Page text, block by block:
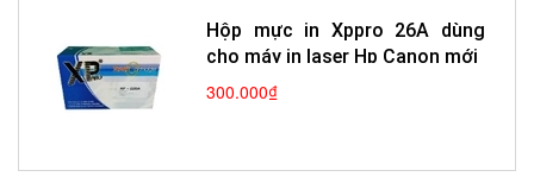
Hộp mực in Xppro 26A dùng
cho máy in laser Hp Canon mới
300.000₫